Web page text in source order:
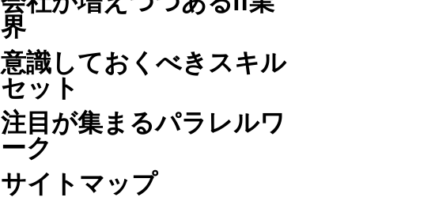
界
意識しておくべきスキル
セット
注目が集まるパラレルワ
ーク
サイトマップ